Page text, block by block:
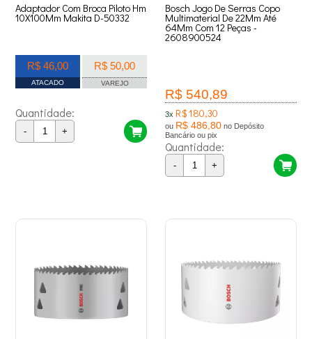
Adaptador Com Broca Piloto Hm
10X100Mm Makita D-50332
R$ 46,00
ATACADO
R$ 50,00
VAREJO
Quantidade:
- +
Bosch Jogo De Serras Copo
Multimaterial De 22Mm Até
64Mm Com 12 Peças -
2608900524
R$ 540,89
3x R$ 180,30
ou R$ 486,80 no Depósito
Bancário ou pix
Quantidade:
- +